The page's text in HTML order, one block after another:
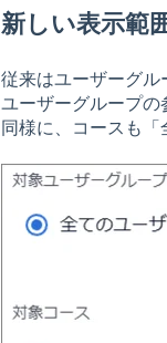
新しい表示範
従来はユーザーグ
ユーザーグループの
同様に、コースも「